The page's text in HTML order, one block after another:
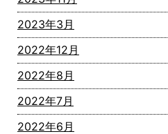
2023年3月
2022年12月
2022年8月
2022年7月
2022年6月